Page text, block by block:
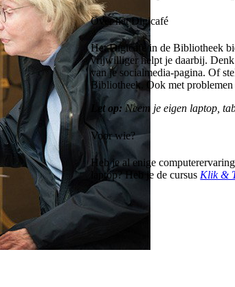
Over het Digicafé
Het Digicafé in de Bibliotheek
vrijwilliger helpt je daarbij. Denk
van je socialmedia-pagina. Of
Bibliotheek. Ook met
Let op: Neem je eigen laptop,
Voor wie?
Heb je al enige
laptop? Heb je de cursus Klik &